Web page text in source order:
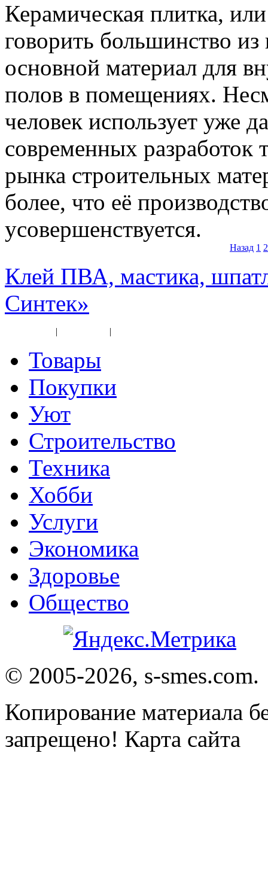
Керамическая плитка,
говорить большинство из
основной материал для
полов в помещениях.
человек использует уже
современных разработок
рынка строительных
более, что её
усовершенствуется.
Назад 1 2
Клей ПВА, мастика,
Синтек»
| |
Товары
Покупки
Уют
Строительство
Техника
Хобби
Услуги
Экономика
Здоровье
Общество
© 2005-2026, s-smes.com.
Копирование материала
запрещено! Карта сайта